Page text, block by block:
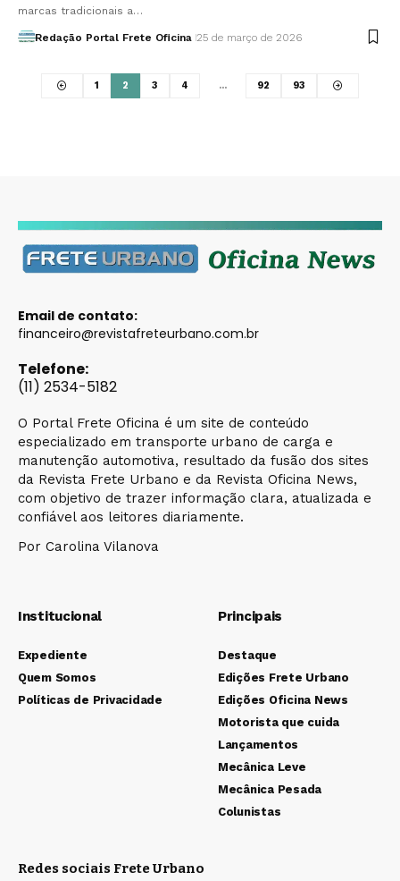
marcas tradicionais a…
Redação Portal Frete Oficina 25 de março de 2026
1 2 3 4 … 92 93
Email de contato:
financeiro@revistafreteurbano.com.br
Telefone:
(11) 2534-5182
O Portal Frete Oficina é um site de conteúdo
especializado em transporte urbano de carga e
manutenção automotiva, resultado da fusão dos sites
da Revista Frete Urbano e da Revista Oficina News,
com objetivo de trazer informação clara, atualizada e
confiável aos leitores diariamente.
Por Carolina Vilanova
Institucional
Expediente
Quem Somos
Políticas de Privacidade
Principais
Destaque
Edições Frete Urbano
Edições Oficina News
Motorista que cuida
Lançamentos
Mecânica Leve
Mecânica Pesada
Colunistas
Redes sociais Frete Urbano